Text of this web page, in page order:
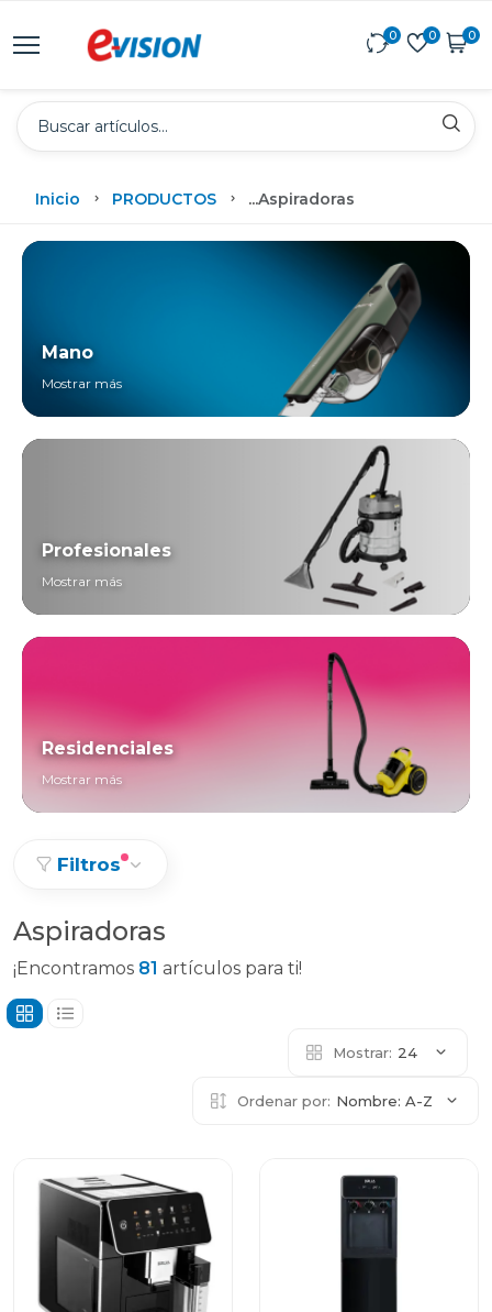
0 0 0
Inicio PRODUCTOS ...Aspiradoras
Mano
Mostrar más
Profesionales
Mostrar más
Residenciales
Mostrar más
Filtros
Aspiradoras
¡Encontramos 81 artículos para ti!
Mostrar: 24
Ordenar por: Nombre: A-Z